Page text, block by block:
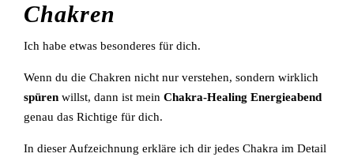
Chakren
Ich habe etwas besonderes für dich.
Wenn du die Chakren nicht nur verstehen, sondern wirklich
spüren willst, dann ist mein Chakra-Healing Energieabend
genau das Richtige für dich.
In dieser Aufzeichnung erkläre ich dir jedes Chakra im Detail